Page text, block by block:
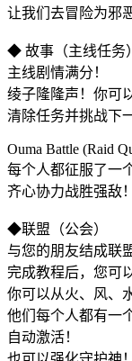
让我们去冒险为邪
◆ 故事（主线任务）
主线剧情满分！
绫子隆隆声！你可
清除任务并挑战下
Ouma Battle (Raid
每个人都征服了一
齐心协力战胜强敌！
◆联盟（公会）
与您的朋友结成联
完成教程后，您可
你可以从火、风、
他们每个人都有一
自动激活！